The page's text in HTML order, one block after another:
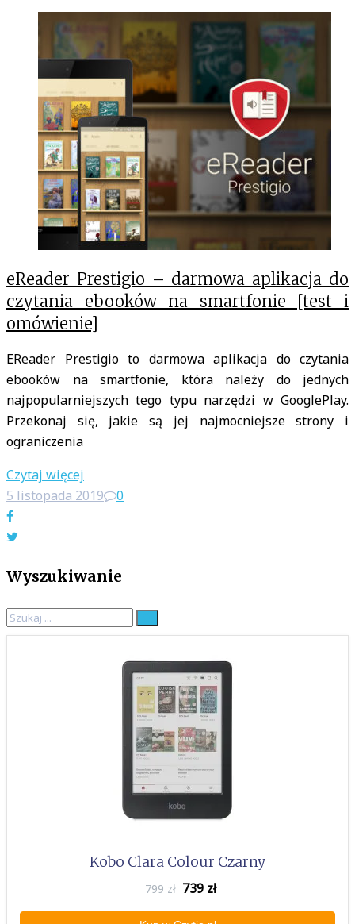
eReader Prestigio – darmowa aplikacja do
czytania ebooków na smartfonie [test i
omówienie]
EReader Prestigio to darmowa aplikacja do czytania
ebooków na smartfonie, która należy do jednych
najpopularniejszych tego typu narzędzi w GooglePlay.
Przekonaj się, jakie są jej najmocniejsze strony i
ograniczenia
Czytaj więcej
5 listopada 2019
0
Facebook
Wyszukiwanie
Search
for:
Kobo Clara Colour Czarny
799 zł 739 zł